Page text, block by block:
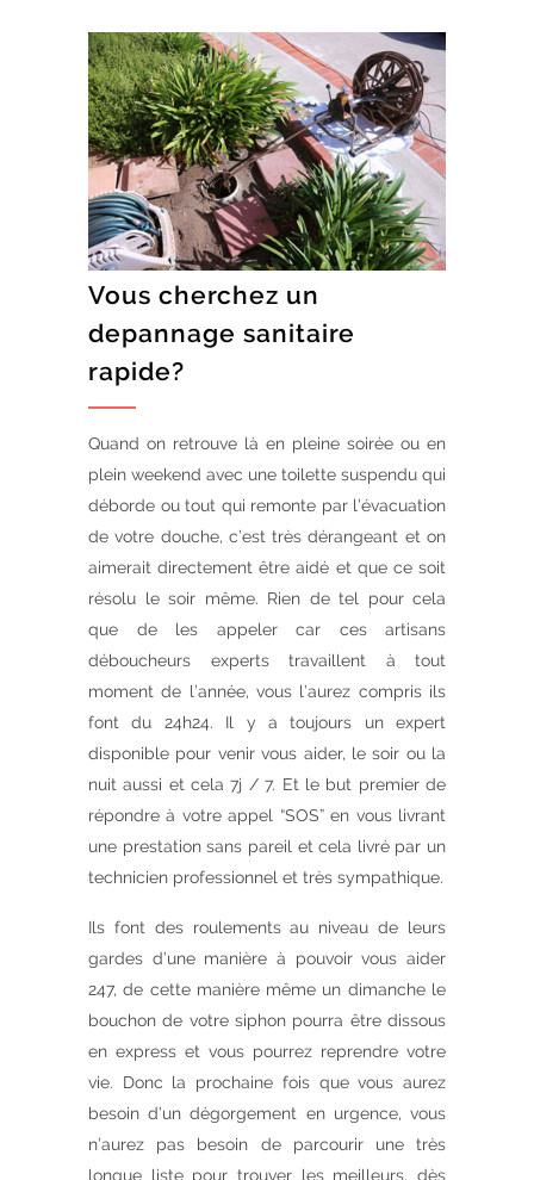
Vous cherchez un
depannage sanitaire
rapide?
Quand on retrouve là en pleine soirée ou en
plein weekend avec une toilette suspendu qui
déborde ou tout qui remonte par l’évacuation
de votre douche, c’est très dérangeant et on
aimerait directement être aidé et que ce soit
résolu le soir même. Rien de tel pour cela
que de les appeler car ces artisans
déboucheurs experts travaillent à tout
moment de l’année, vous l’aurez compris ils
font du 24h24. Il y a toujours un expert
disponible pour venir vous aider, le soir ou la
nuit aussi et cela 7j / 7. Et le but premier de
répondre à votre appel “SOS” en vous livrant
une prestation sans pareil et cela livré par un
technicien professionnel et très sympathique.
Ils font des roulements au niveau de leurs
gardes d’une manière à pouvoir vous aider
247, de cette manière même un dimanche le
bouchon de votre siphon pourra être dissous
en express et vous pourrez reprendre votre
vie. Donc la prochaine fois que vous aurez
besoin d’un dégorgement en urgence, vous
n’aurez pas besoin de parcourir une très
longue liste pour trouver les meilleurs, dès